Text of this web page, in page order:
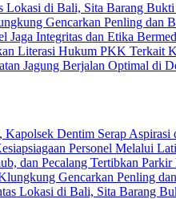
Lokasi di Bali, Sita Barang
Gencarkan Penling dan
Jaga Integritas dan Etika
Literasi Hukum PKK Terkait
Jagung Berjalan Optimal di